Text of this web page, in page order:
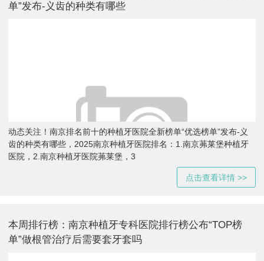
单”发布-义齿的种类有哪些
动态关注！南京排名前十的种植牙医院全新榜单“优选榜单”发布-义
齿的种类有哪些，2025南京种植牙医院排名：1.南京茀莱堡种植牙
医院，2.南京种植牙医院茀莱堡，3
点击查看详情 >>
本周排行榜：南京种植牙专科医院排行榜公布“TOP榜
单”做根管治疗后需要套牙套吗